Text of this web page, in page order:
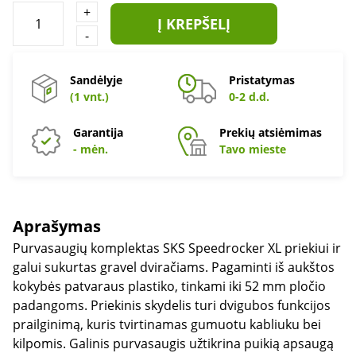
+
-
Į KREPŠELĮ
Sandėlyje
(1 vnt.)
Pristatymas
0-2 d.d.
Garantija
- mėn.
Prekių atsiėmimas
Tavo mieste
Aprašymas
Purvasaugių komplektas SKS Speedrocker XL priekiui ir
galui sukurtas gravel dviračiams. Pagaminti iš aukštos
kokybės patvaraus plastiko, tinkami iki 52 mm pločio
padangoms. Priekinis skydelis turi dvigubos funkcijos
prailginimą, kuris tvirtinamas gumuotu kabliuku bei
kilpomis. Galinis purvasaugis užtikrina puikią apsaugą